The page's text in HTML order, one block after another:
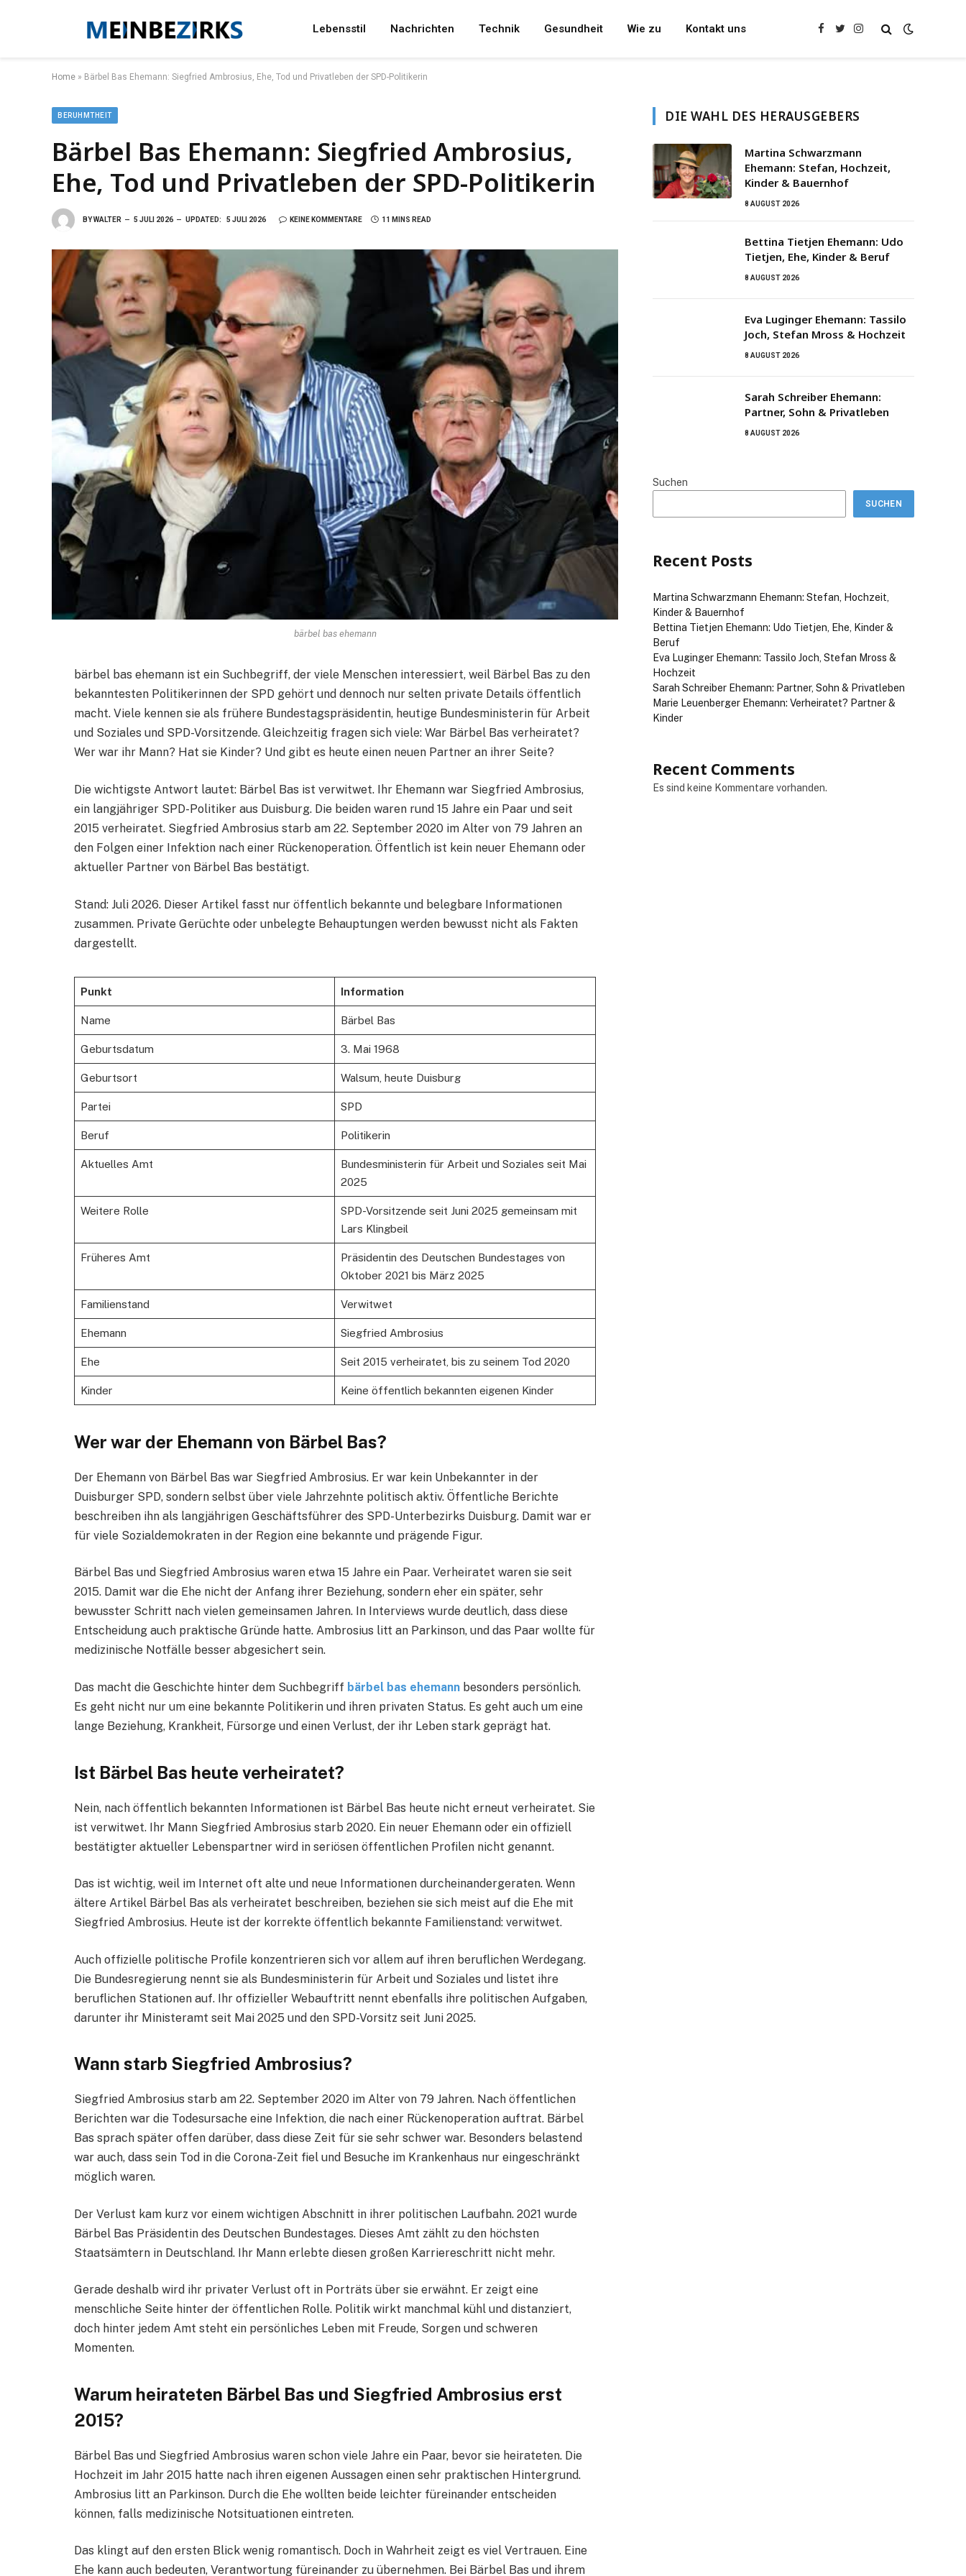
Lebensstil Nachrichten Technik Gesundheit Wie zu Kontakt uns Facebook
TwitterInstagram
Home » Bärbel Bas Ehemann: Siegfried Ambrosius, Ehe, Tod und Privatleben der SPD-Politikerin
BERUHMTHEIT
Bärbel Bas Ehemann: Siegfried Ambrosius,
Ehe, Tod und Privatleben der SPD-Politikerin
BYWALTER 5 JULI 2026 UPDATED: 5 JULI 2026 KEINE KOMMENTARE 11 MINS READ
bärbel bas ehemann
bärbel bas ehemann ist ein Suchbegriff, der viele Menschen interessiert, weil Bärbel Bas zu den
bekanntesten Politikerinnen der SPD gehört und dennoch nur selten private Details öffentlich
macht. Viele kennen sie als frühere Bundestagspräsidentin, heutige Bundesministerin für Arbeit
und Soziales und SPD-Vorsitzende. Gleichzeitig fragen sich viele: War Bärbel Bas verheiratet?
Wer war ihr Mann? Hat sie Kinder? Und gibt es heute einen neuen Partner an ihrer Seite?
Die wichtigste Antwort lautet: Bärbel Bas ist verwitwet. Ihr Ehemann war Siegfried Ambrosius,
ein langjähriger SPD-Politiker aus Duisburg. Die beiden waren rund 15 Jahre ein Paar und seit
2015 verheiratet. Siegfried Ambrosius starb am 22. September 2020 im Alter von 79 Jahren an
den Folgen einer Infektion nach einer Rückenoperation. Öffentlich ist kein neuer Ehemann oder
aktueller Partner von Bärbel Bas bestätigt.
Stand: Juli 2026. Dieser Artikel fasst nur öffentlich bekannte und belegbare Informationen
zusammen. Private Gerüchte oder unbelegte Behauptungen werden bewusst nicht als Fakten
dargestellt.
Punkt Information
Name Bärbel Bas
Geburtsdatum 3. Mai 1968
Geburtsort Walsum, heute Duisburg
Partei SPD
Beruf Politikerin
Aktuelles Amt
Bundesministerin für Arbeit und Soziales seit Mai
2025
Weitere Rolle
SPD-Vorsitzende seit Juni 2025 gemeinsam mit
Lars Klingbeil
Früheres Amt
Präsidentin des Deutschen Bundestages von
Oktober 2021 bis März 2025
Familienstand Verwitwet
Ehemann Siegfried Ambrosius
Ehe Seit 2015 verheiratet, bis zu seinem Tod 2020
Kinder Keine öffentlich bekannten eigenen Kinder
Wer war der Ehemann von Bärbel Bas?
Der Ehemann von Bärbel Bas war Siegfried Ambrosius. Er war kein Unbekannter in der
Duisburger SPD, sondern selbst über viele Jahrzehnte politisch aktiv. Öffentliche Berichte
beschreiben ihn als langjährigen Geschäftsführer des SPD-Unterbezirks Duisburg. Damit war er
für viele Sozialdemokraten in der Region eine bekannte und prägende Figur.
Bärbel Bas und Siegfried Ambrosius waren etwa 15 Jahre ein Paar. Verheiratet waren sie seit
2015. Damit war die Ehe nicht der Anfang ihrer Beziehung, sondern eher ein später, sehr
bewusster Schritt nach vielen gemeinsamen Jahren. In Interviews wurde deutlich, dass diese
Entscheidung auch praktische Gründe hatte. Ambrosius litt an Parkinson, und das Paar wollte für
medizinische Notfälle besser abgesichert sein.
Das macht die Geschichte hinter dem Suchbegriff bärbel bas ehemann besonders persönlich.
Es geht nicht nur um eine bekannte Politikerin und ihren privaten Status. Es geht auch um eine
lange Beziehung, Krankheit, Fürsorge und einen Verlust, der ihr Leben stark geprägt hat.
Ist Bärbel Bas heute verheiratet?
Nein, nach öffentlich bekannten Informationen ist Bärbel Bas heute nicht erneut verheiratet. Sie
ist verwitwet. Ihr Mann Siegfried Ambrosius starb 2020. Ein neuer Ehemann oder ein offiziell
bestätigter aktueller Lebenspartner wird in seriösen öffentlichen Profilen nicht genannt.
Das ist wichtig, weil im Internet oft alte und neue Informationen durcheinandergeraten. Wenn
ältere Artikel Bärbel Bas als verheiratet beschreiben, beziehen sie sich meist auf die Ehe mit
Siegfried Ambrosius. Heute ist der korrekte öffentlich bekannte Familienstand: verwitwet.
Auch offizielle politische Profile konzentrieren sich vor allem auf ihren beruflichen Werdegang.
Die Bundesregierung nennt sie als Bundesministerin für Arbeit und Soziales und listet ihre
beruflichen Stationen auf. Ihr offizieller Webauftritt nennt ebenfalls ihre politischen Aufgaben,
darunter ihr Ministeramt seit Mai 2025 und den SPD-Vorsitz seit Juni 2025.
Wann starb Siegfried Ambrosius?
Siegfried Ambrosius starb am 22. September 2020 im Alter von 79 Jahren. Nach öffentlichen
Berichten war die Todesursache eine Infektion, die nach einer Rückenoperation auftrat. Bärbel
Bas sprach später offen darüber, dass diese Zeit für sie sehr schwer war. Besonders belastend
war auch, dass sein Tod in die Corona-Zeit fiel und Besuche im Krankenhaus nur eingeschränkt
möglich waren.
Der Verlust kam kurz vor einem wichtigen Abschnitt in ihrer politischen Laufbahn. 2021 wurde
Bärbel Bas Präsidentin des Deutschen Bundestages. Dieses Amt zählt zu den höchsten
Staatsämtern in Deutschland. Ihr Mann erlebte diesen großen Karriereschritt nicht mehr.
Gerade deshalb wird ihr privater Verlust oft in Porträts über sie erwähnt. Er zeigt eine
menschliche Seite hinter der öffentlichen Rolle. Politik wirkt manchmal kühl und distanziert,
doch hinter jedem Amt steht ein persönliches Leben mit Freude, Sorgen und schweren
Momenten.
Warum heirateten Bärbel Bas und Siegfried Ambrosius erst
2015?
Bärbel Bas und Siegfried Ambrosius waren schon viele Jahre ein Paar, bevor sie heirateten. Die
Hochzeit im Jahr 2015 hatte nach ihren eigenen Aussagen einen sehr praktischen Hintergrund.
Ambrosius litt an Parkinson. Durch die Ehe wollten beide leichter füreinander entscheiden
können, falls medizinische Notsituationen eintreten.
Das klingt auf den ersten Blick wenig romantisch. Doch in Wahrheit zeigt es viel Vertrauen. Eine
Ehe kann auch bedeuten, Verantwortung füreinander zu übernehmen. Bei Bärbel Bas und ihrem
DIE WAHL DES HERAUSGEBERS
Martina Schwarzmann
Ehemann: Stefan, Hochzeit,
Kinder & Bauernhof
8 AUGUST 2026
Bettina Tietjen Ehemann: Udo
Tietjen, Ehe, Kinder & Beruf
8 AUGUST 2026
Eva Luginger Ehemann: Tassilo
Joch, Stefan Mross & Hochzeit
8 AUGUST 2026
Sarah Schreiber Ehemann:
Partner, Sohn & Privatleben
8 AUGUST 2026
Suchen
SUCHEN
Recent Posts
Martina Schwarzmann Ehemann: Stefan, Hochzeit,
Kinder & Bauernhof
Bettina Tietjen Ehemann: Udo Tietjen, Ehe, Kinder &
Beruf
Eva Luginger Ehemann: Tassilo Joch, Stefan Mross &
Hochzeit
Sarah Schreiber Ehemann: Partner, Sohn & Privatleben
Marie Leuenberger Ehemann: Verheiratet? Partner &
Kinder
Recent Comments
Es sind keine Kommentare vorhanden.